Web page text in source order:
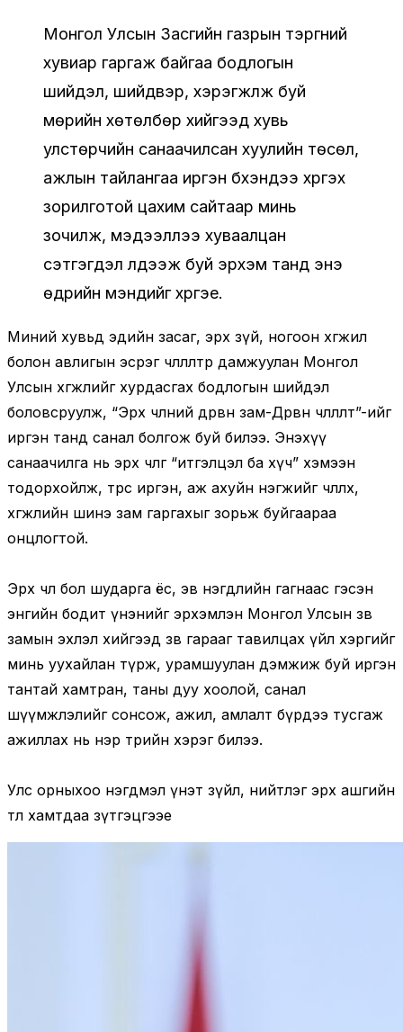
Монгол Улсын Засгийн газрын тэргүүний
хувиар гаргаж байгаа бодлогын
шийдэл, шийдвэр, хэрэгжүүлж буй
мөрийн хөтөлбөр хийгээд хувь
улстөрчийн санаачилсан хуулийн төсөл,
ажлын тайлангаа иргэн бүхэндээ хүргэх
зорилготой цахим сайтаар минь
зочилж, мэдээллээ хуваалцан
сэтгэгдэл үлдээж буй эрхэм танд энэ
өдрийн мэндийг хүргэе.
Миний хувьд эдийн засаг, эрх зүй, ногоон хөгжил
болон авлигын эсрэг чөлөөлөлтөөр дамжуулан Монгол
Улсын хөгжлийг хурдасгах бодлогын шийдэл
боловсруулж, “Эрх чөлөөний дөрвөн зам-Дөрвөн чөлөөлөлт”-ийг
иргэн танд санал болгож буй билээ. Энэхүү
санаачилга нь эрх чөлөөг “итгэлцэл ба хүч” хэмээн
тодорхойлж, төрөөс иргэн, аж ахуйн нэгжийг чөлөөлөх,
хөгжлийн шинэ зам гаргахыг зорьж буйгаараа
онцлогтой.
Эрх чөлөө бол шударга ёс, эв нэгдлийн гагнаас гэсэн
энгийн бодит үнэнийг эрхэмлэн Монгол Улсын зөв
замын эхлэл хийгээд зөв гарааг тавилцах үйл хэргийг
минь уухайлан түрж, урамшуулан дэмжиж буй иргэн
тантай хамтран, таны дуу хоолой, санал
шүүмжлэлийг сонсож, ажил, амлалт бүрдээ тусгаж
ажиллах нь нэр төрийн хэрэг билээ.
Улс орныхоо нэгдмэл үнэт зүйл, нийтлэг эрх ашгийн
төлөө хамтдаа зүтгэцгээе